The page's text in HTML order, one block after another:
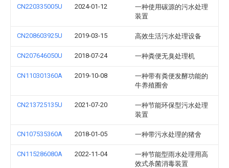
CN220335005U 2024-01-12
一种使用碳源的污水处理
装置
CN208603925U 2019-03-15 高效生活污水处理设备
CN207646050U 2018-07-24 一种粪便无臭处理机
CN110301360A 2019-10-08
一种带有粪便发酵功能的
牛养殖圈舍
CN213725135U 2021-07-20
一种节能环保型污水处理
装置
CN107535360A 2018-01-05 一种带污水处理的猪舍
CN115286080A 2022-11-04
一种节能型雨水处理用高
效式杀菌消毒装置